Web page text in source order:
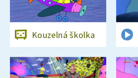
Kouzelná školka